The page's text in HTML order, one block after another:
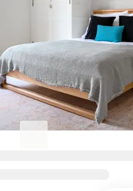
Erhöhen Sie Ihren
Geschäftsaufenthalt.